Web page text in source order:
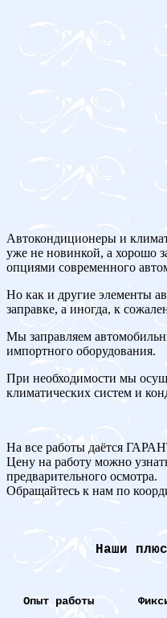
Автокондиционеры и
уже не новинкой, а хорошо
опциями современного
Но как и другие элементы
заправке, а иногда, к
Мы заправляем
импортного оборудования.
При необходимости мы
климатических систем и
На все работы даётся
Цену на работу можно
предварительного осмотра.
Обращайтесь к нам по
Наши
Опыт работы